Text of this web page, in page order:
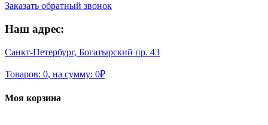
Заказать обратный звонок
Наш адрес:
Санкт-Петербург, Богатырский пр. 43
Товаров: 0, на сумму: 0₽
Моя корзина